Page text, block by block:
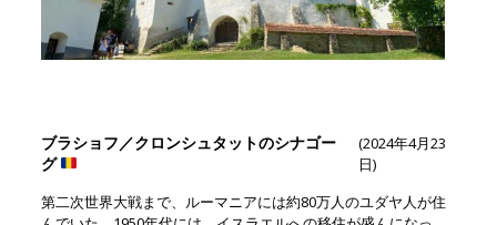
ブラショフ／クロンシュタットのシナゴー
グ
(2024年4月23
日)
第二次世界大戦まで、ルーマニアには約80万人のユダヤ人が住